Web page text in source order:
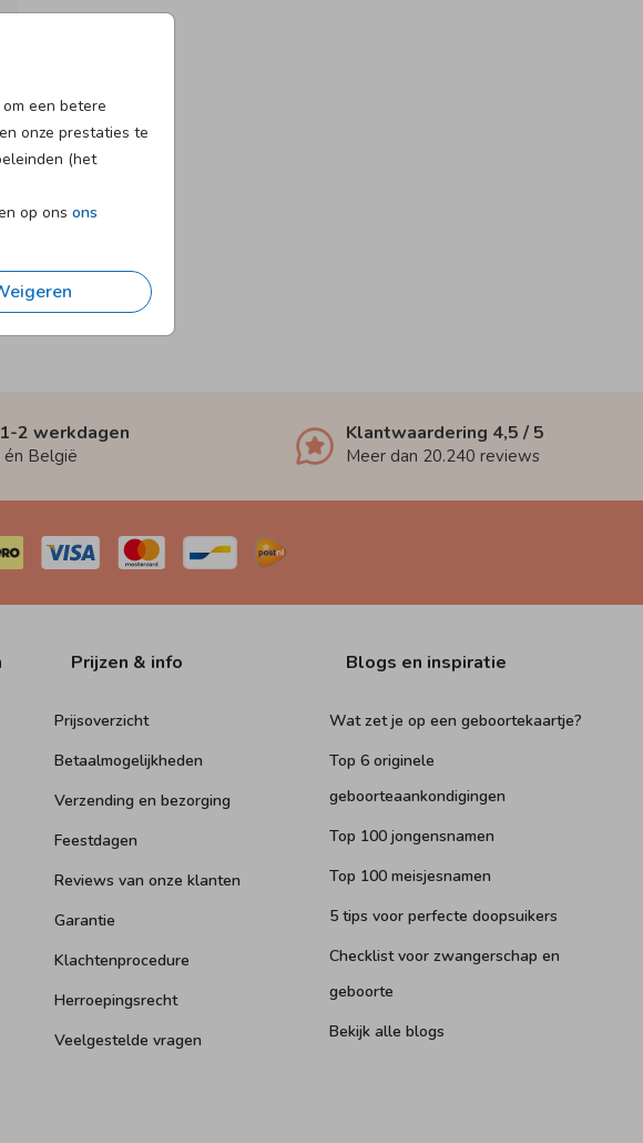
een betere
onze prestaties te
(het
op ons ons
2 werkdagen
én België
Klantwaardering 4,5 / 5
Meer dan 20.240 reviews
Prijzen & info
Prijsoverzicht
Betaalmogelijkheden
Verzending en bezorging
Feestdagen
Reviews van onze klanten
Garantie
Klachtenprocedure
Herroepingsrecht
Veelgestelde vragen
Blogs en inspiratie
Wat zet je op een geboortekaartje?
Top 6 originele
geboorteaankondigingen
Top 100 jongensnamen
Top 100 meisjesnamen
5 tips voor perfecte doopsuikers
Checklist voor zwangerschap en
geboorte
Bekijk alle blogs